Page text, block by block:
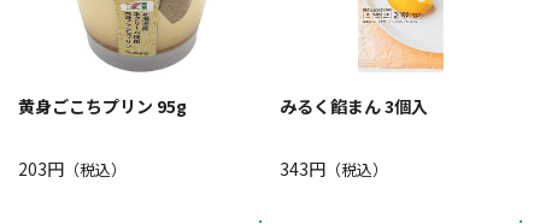
黄身ごこちプリン 95g
203円 （税込）
みるく餡まん 3個入
343円（税込）